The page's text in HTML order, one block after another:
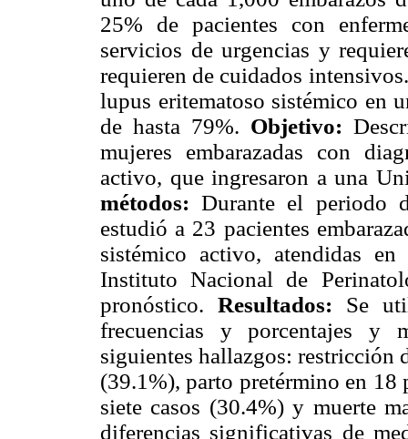
25% de pacientes con
servicios de urgencias y
requieren de cuidados
lupus eritematoso sistémico en
de hasta 79%. Objetivo:
mujeres embarazadas con
activo, que ingresaron a una
métodos: Durante el periodo
estudió a 23 pacientes
sistémico activo, atendidas
Instituto Nacional de
pronóstico. Resultados: Se
frecuencias y porcentajes y
siguientes hallazgos: restricción
(39.1%), parto pretérmino en 18
siete casos (30.4%) y muerte
diferencias significativas de